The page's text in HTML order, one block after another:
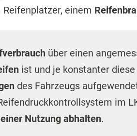
einem
über einen
ist und je konstanter
des Fahrzeugs
im
Nutzung abhalten.